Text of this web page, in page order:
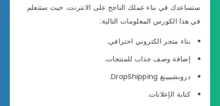
ستساعدك في بناء عملك الناجح على الانترنت. حيث ستتعلم
في هذا الكورس المعلومات التالية:
بناء متجر الكتروني احترافي.
إضافة وصف جذاب للمنتجات.
دروبشيبينغ DropShipping.
كتابة الإعلانات.